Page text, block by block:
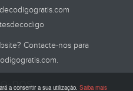
Contacte-nos para
.
nos
a consentir a sua utilização. Saiba mais